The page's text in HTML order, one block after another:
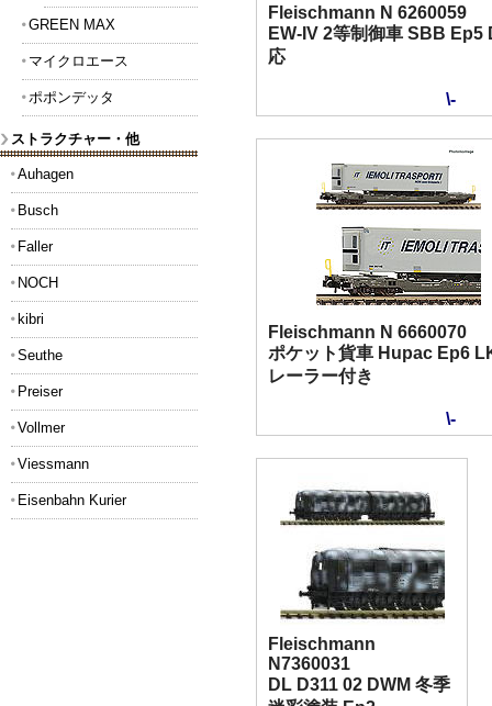
Fleischmann N 6260059
EW-IV 2等制御車 SBB Ep5
応
\-
Fleischmann N 6660070
ポケット貨車 Hupac Ep6
レーラー付き
\-
Fleischmann
N7360031
DL D311 02 DWM 冬季
GREEN MAX
マイクロエース
ポポンデッタ
ストラクチャー・他
Auhagen
Busch
Faller
NOCH
kibri
Seuthe
Preiser
Vollmer
Viessmann
Eisenbahn Kurier